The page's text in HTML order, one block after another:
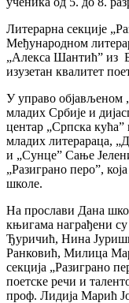
Литерарна секције
Међународном
„Алекса Шантић” из
изузетан квалитет
У управо објављеном
младих Србије и
центар „Српска
младих литерараца,
и „Сунце” Сање
„Разиграно перо”,
школе.
На прослави Дана
књигама награђени
Ђуричић, Нина
Ранковић, Милица
секција „Разиграно
поетске речи и
проф. Лидија Марић